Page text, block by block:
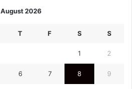
August 2026
T F S S
1 2
6 7 8 9